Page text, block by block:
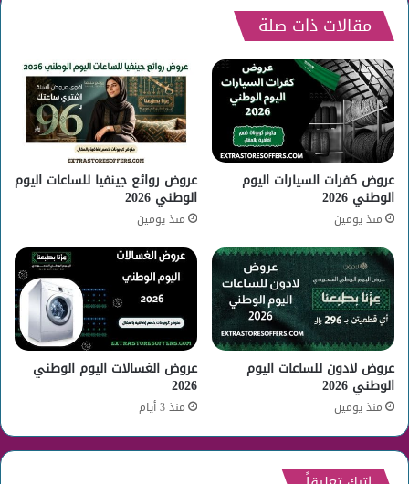
مقالات ذات صلة
عروض كفرات السيارات اليوم
الوطني 2026
منذ يومين
عروض روائع جينفيا للساعات اليوم
الوطني 2026
منذ يومين
عروض لادون للساعات اليوم
الوطني 2026
منذ يومين
عروض الغسالات اليوم الوطني
2026
منذ 3 أيام